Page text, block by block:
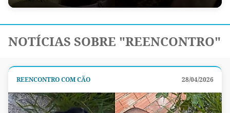
NOTÍCIAS SOBRE "REENCONTRO"
REENCONTRO COM CÃO 28/04/2026